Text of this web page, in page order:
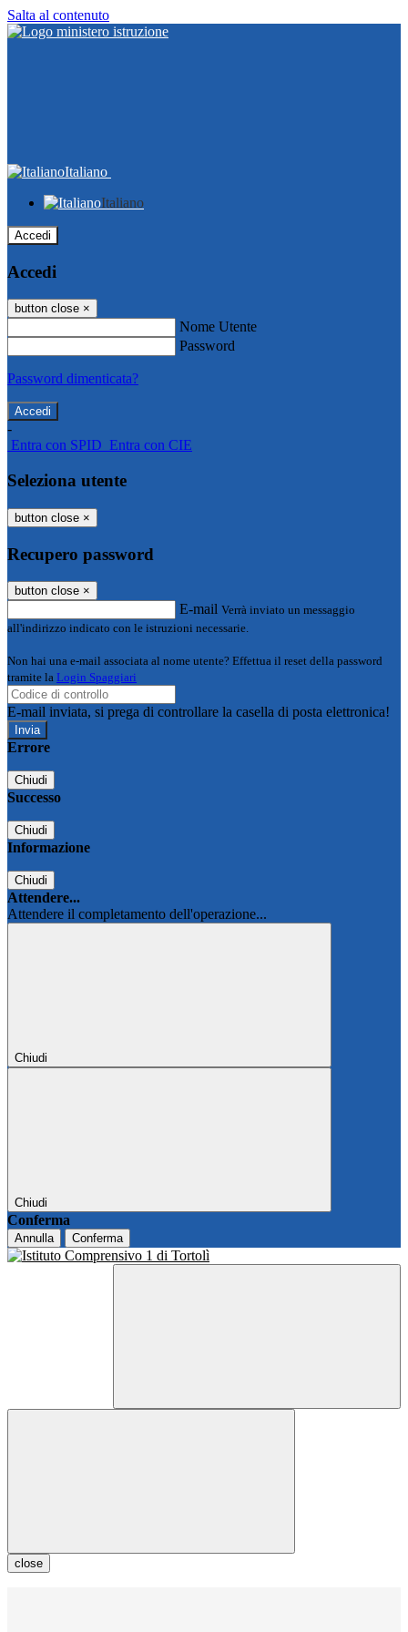
Salta al contenuto
Italiano
Italiano
Accedi
Accedi
button close ×
Nome Utente
Password
Password dimenticata?
-
Entra con SPID Entra con CIE
Seleziona utente
button close ×
Recupero password
button close ×
E-mail Verrà inviato un messaggio
all'indirizzo indicato con le istruzioni necessarie.
Non hai una e-mail associata al nome utente? Effettua il reset della password
tramite la Login Spaggiari
E-mail inviata, si prega di controllare la casella di posta elettronica!
Errore
Chiudi
Successo
Chiudi
Informazione
Chiudi
Attendere...
Attendere il completamento dell'operazione...
Chiudi
Chiudi
Conferma
Annulla Conferma
close